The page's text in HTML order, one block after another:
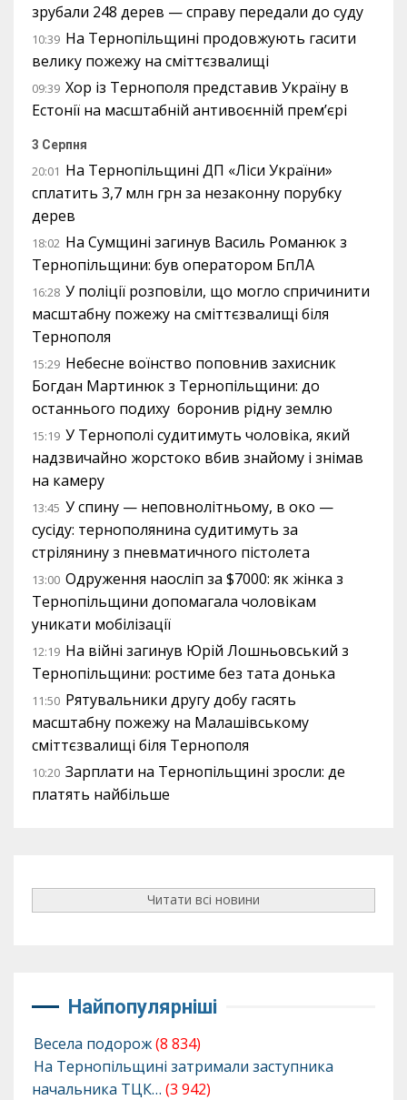
зрубали 248 дерев — справу передали до суду
10:39 На Тернопільщині продовжують гасити
велику пожежу на сміттєзвалищі
09:39 Хор із Тернополя представив Україну в
Естонії на масштабній антивоєнній прем’єрі
3 Серпня
20:01 На Тернопільщині ДП «Ліси України»
сплатить 3,7 млн грн за незаконну порубку
дерев
18:02 На Сумщині загинув Василь Романюк з
Тернопільщини: був оператором БпЛА
16:28 У поліції розповіли, що могло спричинити
масштабну пожежу на сміттєзвалищі біля
Тернополя
15:29 Небесне воїнство поповнив захисник
Богдан Мартинюк з Тернопільщини: до
останнього подиху боронив рідну землю
15:19 У Тернополі судитимуть чоловіка, який
надзвичайно жорстоко вбив знайому і знімав
на камеру
13:45 У спину — неповнолітньому, в око —
сусіду: тернополянина судитимуть за
стрілянину з пневматичного пістолета
13:00 Одруження наосліп за $7000: як жінка з
Тернопільщини допомагала чоловікам
уникати мобілізації
12:19 На війні загинув Юрій Лошньовський з
Тернопільщини: ростиме без тата донька
11:50 Рятувальники другу добу гасять
масштабну пожежу на Малашівському
сміттєзвалищі біля Тернополя
10:20 Зарплати на Тернопільщині зросли: де
платять найбільше
Читати всі новини
Найпопулярніші
Весела подорож(8 834)
На Тернопільщині затримали заступника
начальника ТЦК… (3 942)